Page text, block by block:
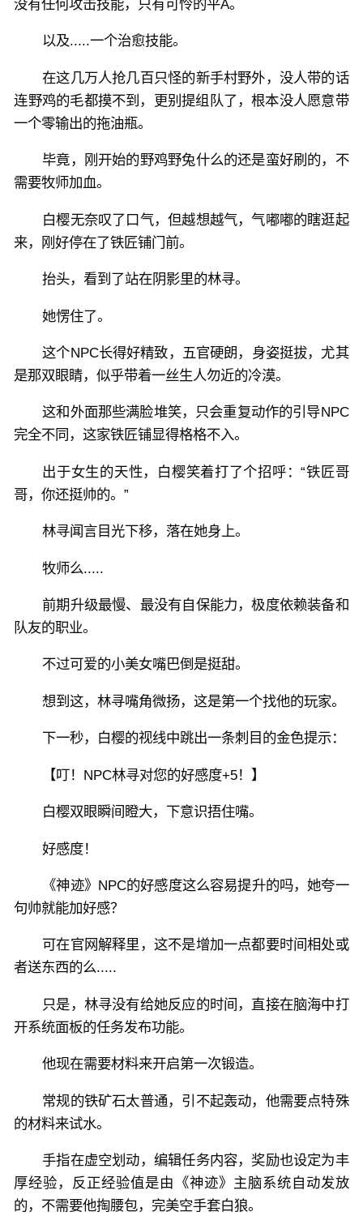
没有任何攻击技能，只有可怜的平A。
以及.....一个治愈技能。
在这几万人抢几百只怪的新手村野外，没人带的话
连野鸡的毛都摸不到，更别提组队了，根本没人愿意带
一个零输出的拖油瓶。
毕竟，刚开始的野鸡野兔什么的还是蛮好刷的，不
需要牧师加血。
白樱无奈叹了口气，但越想越气，气嘟嘟的瞎逛起
来，刚好停在了铁匠铺门前。
抬头，看到了站在阴影里的林寻。
她愣住了。
这个NPC长得好精致，五官硬朗，身姿挺拔，尤其
是那双眼睛，似乎带着一丝生人勿近的冷漠。
这和外面那些满脸堆笑，只会重复动作的引导NPC
完全不同，这家铁匠铺显得格格不入。
出于女生的天性，白樱笑着打了个招呼：“铁匠哥
哥，你还挺帅的。”
林寻闻言目光下移，落在她身上。
牧师么.....
前期升级最慢、最没有自保能力，极度依赖装备和
队友的职业。
不过可爱的小美女嘴巴倒是挺甜。
想到这，林寻嘴角微扬，这是第一个找他的玩家。
下一秒，白樱的视线中跳出一条刺目的金色提示：
【叮！NPC林寻对您的好感度+5！】
白樱双眼瞬间瞪大，下意识捂住嘴。
好感度！
《神迹》NPC的好感度这么容易提升的吗，她夸一
句帅就能加好感？
可在官网解释里，这不是增加一点都要时间相处或
者送东西的么.....
只是，林寻没有给她反应的时间，直接在脑海中打
开系统面板的任务发布功能。
他现在需要材料来开启第一次锻造。
常规的铁矿石太普通，引不起轰动，他需要点特殊
的材料来试水。
手指在虚空划动，编辑任务内容，奖励也设定为丰
厚经验，反正经验值是由《神迹》主脑系统自动发放
的，不需要他掏腰包，完美空手套白狼。